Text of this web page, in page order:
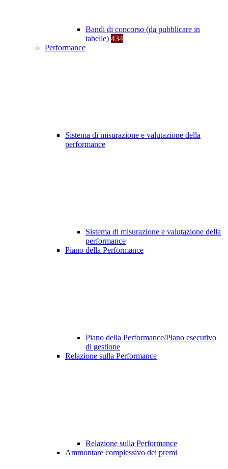
Bandi di concorso (da pubblicare in
tabelle) 434
Performance
Sistema di misurazione e valutazione della
performance
Sistema di misurazione e valutazione della
performance
Piano della Performance
Piano della Performance/Piano esecutivo
di gestione
Relazione sulla Performance
Relazione sulla Performance
Ammontare complessivo dei premi